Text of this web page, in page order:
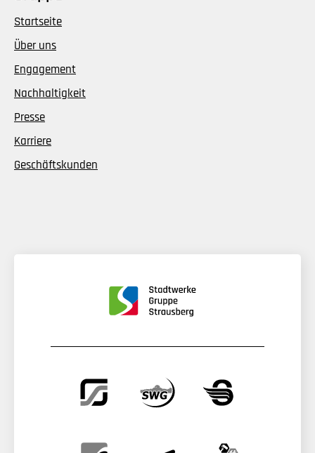
Startseite
Über uns
Engagement
Nachhaltigkeit
Presse
Karriere
Geschäftskunden